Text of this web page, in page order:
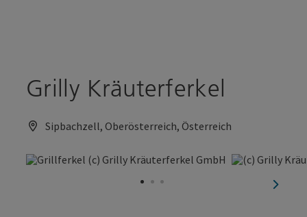
Grilly Kräuterferkel
Sipbachzell, Oberösterreich, Österreich